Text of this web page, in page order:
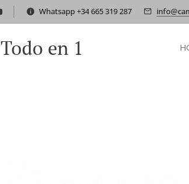
Whatsapp +34 665 319 287
Todo en 1